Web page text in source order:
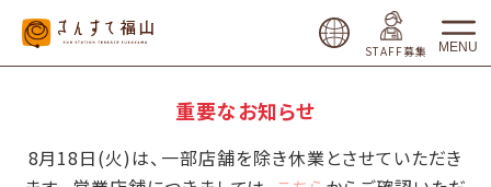
STAFF募集 MENU
重要なお知らせ
8月18日(火)は、一部店舗を除き休業とさせていただき